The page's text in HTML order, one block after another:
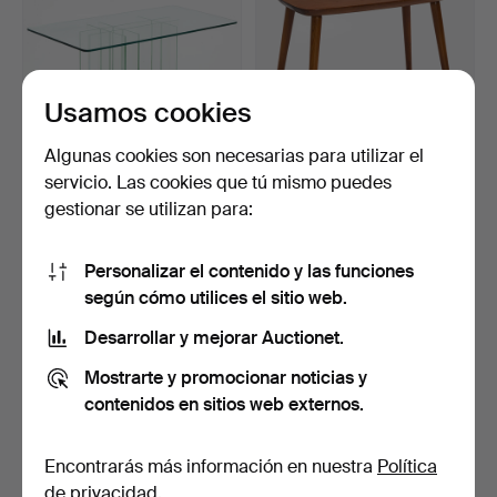
MESA DE CENTRO, cristal,
base de acrílico,…
18 días
106 USD
GÖRAN MALMVALL (1917–
2001). Mesa de centro…
159 USD
Usamos cookies
Algunas cookies son necesarias para utilizar el
servicio. Las cookies que tú mismo puedes
gestionar se utilizan para:
Personalizar el contenido y las funciones
según cómo utilices el sitio web.
Desarrollar y mejorar Auctionet.
Mostrarte y promocionar noticias y
contenidos en sitios web externos.
Encontrarás más información en nuestra Política